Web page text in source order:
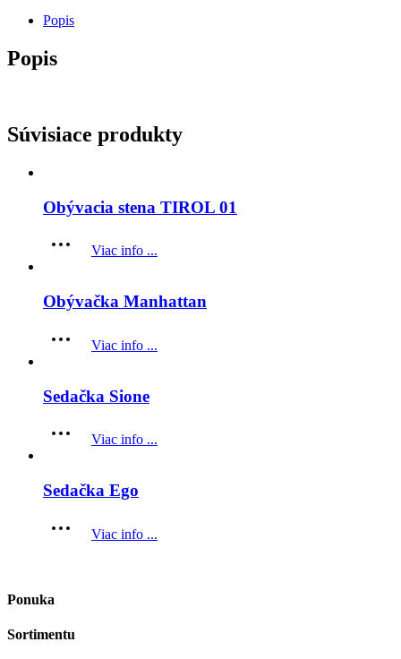
Popis
Popis
Súvisiace produkty
Obývacia stena TIROL 01
Viac info ...
Obývačka Manhattan
Viac info ...
Sedačka Sione
Viac info ...
Sedačka Ego
Viac info ...
Ponuka
Sortimentu